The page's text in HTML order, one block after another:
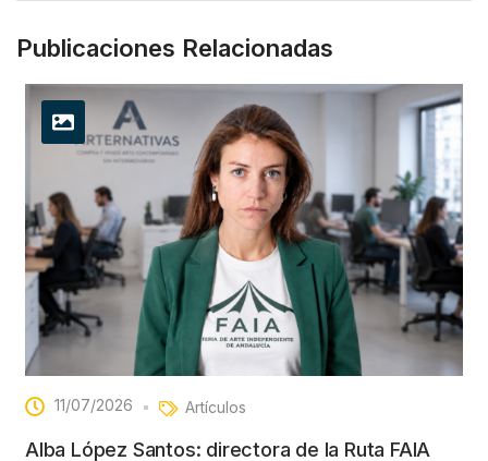
Publicaciones Relacionadas
11/07/2026 Artículos
Alba López Santos: directora de la Ruta FAIA